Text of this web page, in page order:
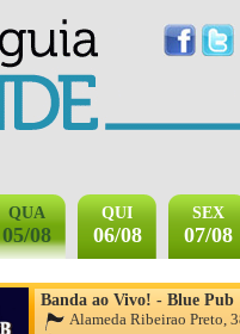
QUA
05/08
QUI
06/08
SEX
07/08
Banda ao Vivo! - Blue Pub
Alameda Ribeirao Preto,